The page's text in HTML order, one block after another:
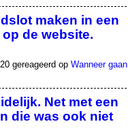
maken in een
de website.
gereageerd op Wanneer
Net met een
die was ook niet